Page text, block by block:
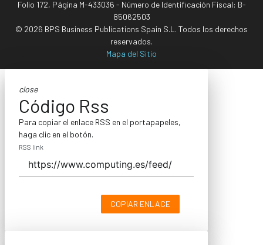
Folio 172, Página M-433036 - Número de Identificación Fiscal: B-
85062503
© 2026 BPS Business Publications Spain S.L. Todos los derechos
reservados.
Mapa del Sitio
close
Código Rss
Para copiar el enlace RSS en el portapapeles,
haga clic en el botón.
RSS link
COPIAR ENLACE